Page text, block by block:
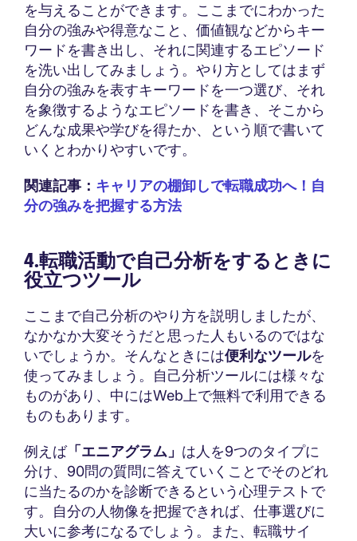
を与えることができます。ここまでにわかった
自分の強みや得意なこと、価値観などからキー
ワードを書き出し、それに関連するエピソード
を洗い出してみましょう。やり方としてはまず
自分の強みを表すキーワードを一つ選び、それ
を象徴するようなエピソードを書き、そこから
どんな成果や学びを得たか、という順で書いて
いくとわかりやすいです。
関連記事： キャリアの棚卸しで転職成功へ！自
分の強みを把握する方法
4.転職活動で自己分析をするときに
役立つツール
ここまで自己分析のやり方を説明しましたが、
なかなか大変そうだと思った人もいるのではな
いでしょうか。そんなときには便利なツールを
使ってみましょう。自己分析ツールには様々な
ものがあり、中にはWeb上で無料で利用できる
ものもあります。
例えば「エニアグラム」 は人を9つのタイプに
分け、90問の質問に答えていくことでそのどれ
に当たるのかを診断できるという心理テストで
す。自分の人物像を把握できれば、仕事選びに
大いに参考になるでしょう。また、転職サイ